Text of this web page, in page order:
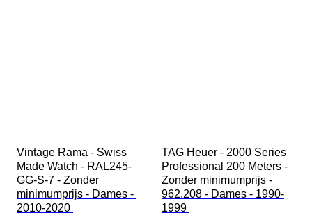
Vintage Rama - Swiss
Made Watch - RAL245-
GG-S-7 - Zonder
minimumprijs - Dames -
2010-2020
TAG Heuer - 2000 Series
Professional 200 Meters -
Zonder minimumprijs -
962.208 - Dames - 1990-
1999